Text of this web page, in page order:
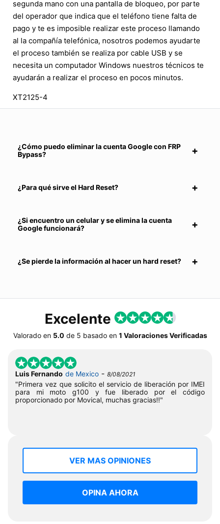
segunda mano con una pantalla de bloqueo, por parte
del operador que indica que el teléfono tiene falta de
pago y te es imposible realizar este proceso llamando
al la compañía telefónica, nosotros podemos ayudarte
el proceso también se realiza por cable USB y se
necesita un computador Windows nuestros técnicos te
ayudarán a realizar el proceso en pocos minutos.
XT2125-4
¿Cómo puedo eliminar la cuenta Google con FRP
Bypass?
¿Para qué sirve el Hard Reset?
¿Si encuentro un celular y se elimina la cuenta
Google funcionará?
¿Se pierde la información al hacer un hard reset?
Excelente
Valorado en 5.0 de 5 basado en 1 Valoraciones Verificadas
Luis Fernando de Mexico - 8/08/2021
"Primera vez que solicito el servicio de liberación por IMEI
para mi moto g100 y fue liberado por el código
proporcionado por Movical, muchas gracias!!"
VER MAS OPINIONES
OPINA AHORA